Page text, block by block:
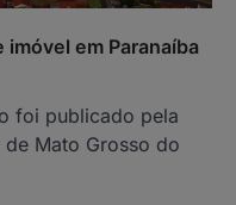
em Paranaíba
foi publicado pela
Mato Grosso do